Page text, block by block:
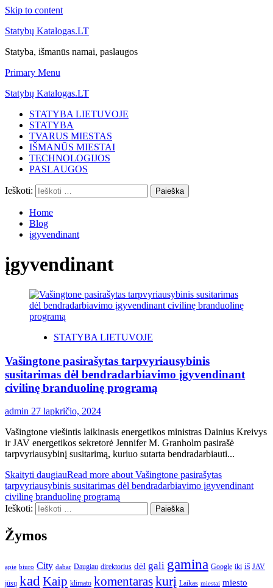
Skip to content
Statybų Katalogas.LT
Statyba, išmanūs namai, paslaugos
Primary Menu
Statybų Katalogas.LT
STATYBA LIETUVOJE
STATYBA
TVARUS MIESTAS
IŠMANŪS MIESTAI
TECHNOLOGIJOS
PASLAUGOS
Ieškoti:
Home
Blog
įgyvendinant
įgyvendinant
STATYBA LIETUVOJE
Vašingtone pasirašytas tarpvyriausybinis
susitarimas dėl bendradarbiavimo įgyvendinant
civilinę branduolinę programą
admin 27 lapkričio, 2024
Vašingtone viešintis laikinasis energetikos ministras Dainius Kreivys
ir JAV energetikos sekretorė Jennifer M. Granholm pasirašė
tarpvyriausybinį susitarimą, kuriuo sutarta bendradarbiauti...
Skaityti daugiauRead more about Vašingtone pasirašytas
tarpvyriausybinis susitarimas dėl bendradarbiavimo įgyvendinant
civilinę branduolinę programą
Ieškoti:
Žymos
apie biuro City dabar Daugiau direktorius dėl gali gamina Google iki iš JAV
jūsų kad Kaip klimato komentaraskurį Laikas miestai miesto